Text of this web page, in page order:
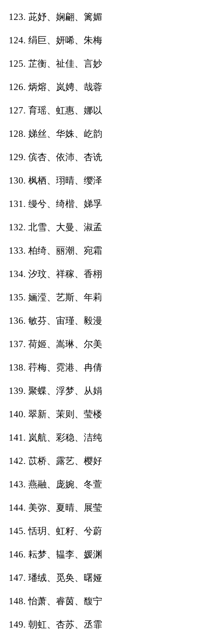
123. 茈妤、娴翩、篱媚
124. 绢巨、妍唏、朱梅
125. 芷衡、祉佳、言妙
126. 炳熔、岚娉、哉蓉
127. 育瑶、虹惠、娜以
128. 娣丝、华姝、屹韵
129. 傧杏、依沛、杏诜
130. 枫栖、珝晴、缨泽
131. 缦兮、绮楷、娣孚
132. 北雪、大曼、淑孟
133. 柏绮、丽潮、宛霜
134. 汐玟、祥稼、香栩
135. 婳滢、艺斯、年莉
136. 敏芬、宙瑾、毅漫
137. 荷姬、嵩琳、尔美
138. 荇梅、霓港、冉倩
139. 聚蝶、浮梦、从娟
140. 翠新、茉则、莹楼
141. 岚航、彩稳、洁纯
142. 苡桥、露艺、樱好
143. 燕融、庞婉、冬萱
144. 美弥、夏晴、展莹
145. 恬玥、虹籽、兮蔚
146. 耘梦、韫李、媛渊
147. 璠绒、觅奂、曙娅
148. 怡萧、睿茵、馥宁
149. 朝虹、杏苏、丞霏